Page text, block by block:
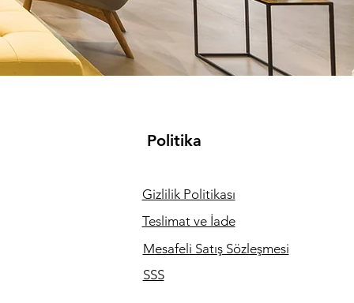
Politika
Gizlilik Politikası
Teslimat ve İade
Mesafeli Satış Sözleşmesi
SSS